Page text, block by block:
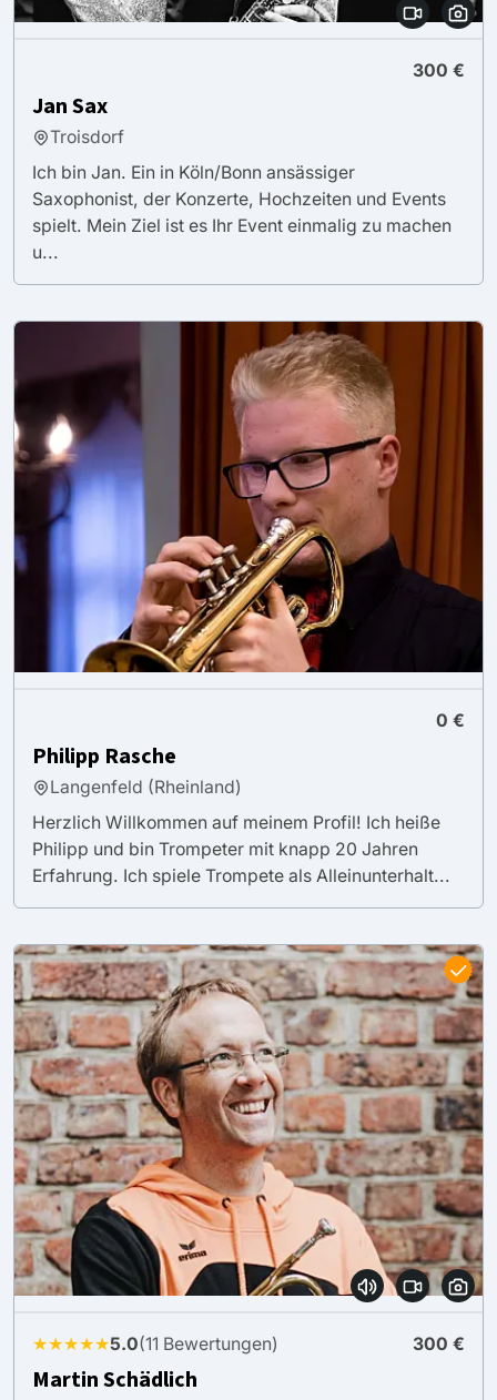
300 €
Jan Sax
Troisdorf
Ich bin Jan. Ein in Köln/Bonn ansässiger
Saxophonist, der Konzerte, Hochzeiten und Events
spielt. Mein Ziel ist es Ihr Event einmalig zu machen
u...
0 €
Philipp Rasche
Langenfeld (Rheinland)
Herzlich Willkommen auf meinem Profil! Ich heiße
Philipp und bin Trompeter mit knapp 20 Jahren
Erfahrung. Ich spiele Trompete als Alleinunterhalt...
★★★★★5.0(11 Bewertungen) 300 €
Martin Schädlich